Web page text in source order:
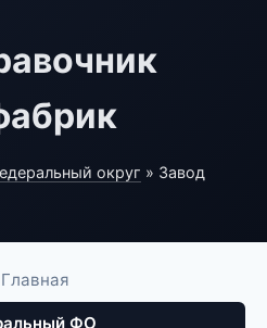
округ » Завод
ФО